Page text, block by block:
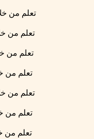
تعلم من
تعلم من
تعلم من
تعلم من
تعلم من
تعلم من
تعلم من